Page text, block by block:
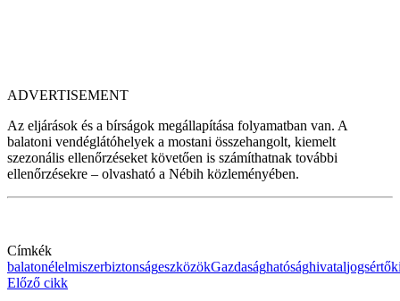
ADVERTISEMENT
Az eljárások és a bírságok megállapítása folyamatban van. A
balatoni vendéglátóhelyek a mostani összehangolt, kiemelt
szezonális ellenőrzéseket követően is számíthatnak további
ellenőrzésekre – olvasható a Nébih közleményében.
Címkék
balatonélelmiszerbiztonságeszközökGazdasághatósághivataljogsértő
Előző cikk